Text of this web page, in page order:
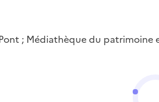
; Médiathèque du